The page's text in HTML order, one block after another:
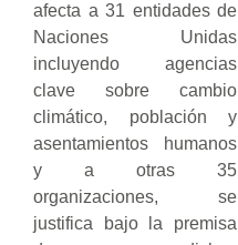
afecta a 31 entidades de
Naciones Unidas
incluyendo agencias
clave sobre cambio
climático, población y
asentamientos humanos
y a otras 35
organizaciones, se
justifica bajo la premisa